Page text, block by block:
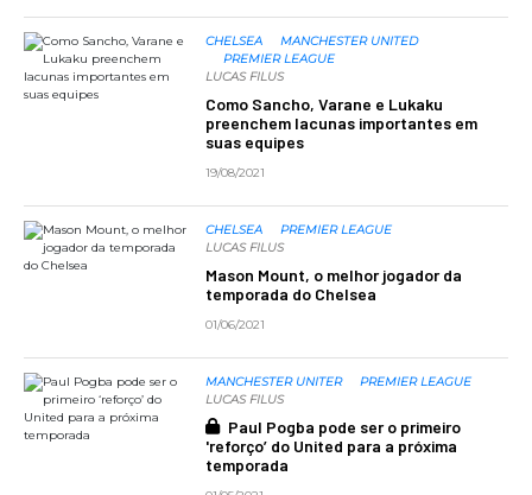
CHELSEA
MANCHESTER UNITED
PREMIER LEAGUE
LUCAS FILUS
Como Sancho, Varane e Lukaku
preenchem lacunas importantes em
suas equipes
19/08/2021
CHELSEA
PREMIER LEAGUE
LUCAS FILUS
Mason Mount, o melhor jogador da
temporada do Chelsea
01/06/2021
MANCHESTER UNITER
PREMIER LEAGUE
LUCAS FILUS
Paul Pogba pode ser o primeiro
'reforço’ do United para a próxima
temporada